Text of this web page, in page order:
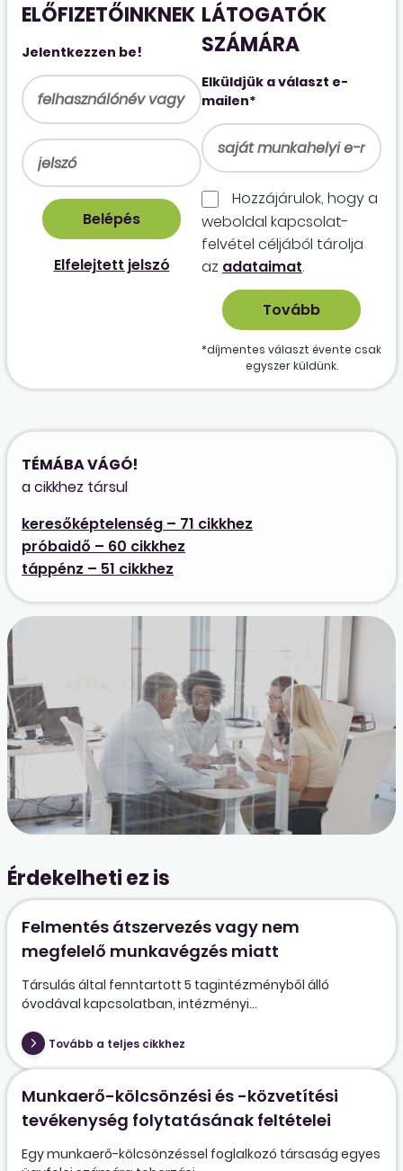
ELŐFIZETŐINKNEK
Jelentkezzen be!
Elfelejtett jelszó
LÁTOGATÓK
SZÁMÁRA
Elküldjük a választ e-
mailen*
Hozzájárulok, hogy a
weboldal kapcso­lat­
felvétel céljából tárolja
az adataimat.
*díjmentes választ évente csak
egyszer küldünk.
TÉMÁBA VÁGÓ!
a cikkhez társul
keresőképtelenség – 71 cikkhez
próbaidő – 60 cikkhez
táppénz – 51 cikkhez
Érdekelheti ez is
Felmentés átszervezés vagy nem
megfelelő munkavégzés miatt
Társulás által fenntartott 5 tagintézményből álló
óvodával kapcsolatban, intézményi...
Tovább a teljes cikkhez
Munkaerő-kölcsönzési és -közvetítési
tevékenység folytatásának feltételei
Egy munkaerő-kölcsönzéssel foglalkozó társaság egyes